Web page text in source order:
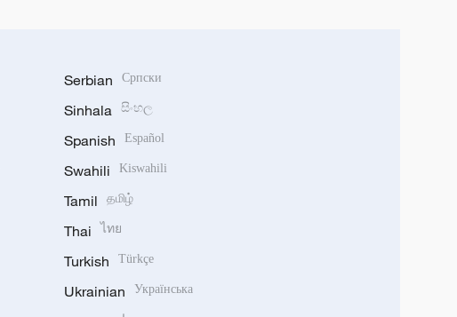
Serbian Српски
Sinhala සිංහල
Spanish Español
Swahili Kiswahili
Tamil தமிழ்
Thai ไทย
Turkish Türkçe
Ukrainian Українська